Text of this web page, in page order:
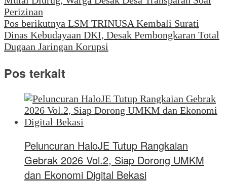
Perizinan
Pos berikutnya LSM TRINUSA Kembali Surati
Dinas Kebudayaan DKI, Desak Pembongkaran Total
Dugaan Jaringan Korupsi
Pos terkait
Peluncuran HaloJE Tutup Rangkaian
Gebrak 2026 Vol.2, Siap Dorong UMKM
dan Ekonomi Digital Bekasi